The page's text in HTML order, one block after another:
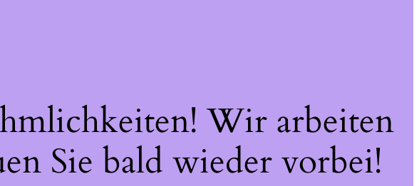
Wir arbeiten
Sie bald wieder vorbei!